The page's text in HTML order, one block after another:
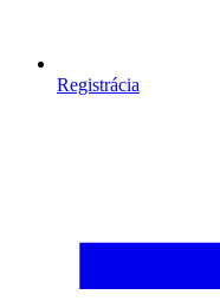
Registrácia